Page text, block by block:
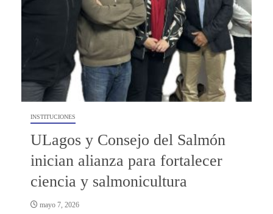
INSTITUCIONES
ULagos y Consejo del Salmón
inician alianza para fortalecer
ciencia y salmonicultura
mayo 7, 2026